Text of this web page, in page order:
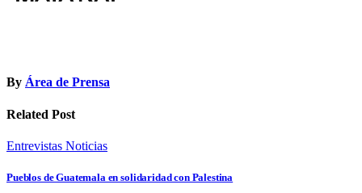
By Área de Prensa
Related Post
Entrevistas Noticias
Pueblos de Guatemala en solidaridad con Palestina